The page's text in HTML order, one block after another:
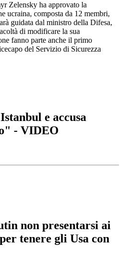
Zelensky ha approvato la
ucraina, composta da 12 membri,
guidata dal ministro della Difesa,
di modificare la sua
fanno parte anche il primo
del Servizio di Sicurezza
e accusa
- VIDEO
non presentarsi ai
tenere gli Usa con